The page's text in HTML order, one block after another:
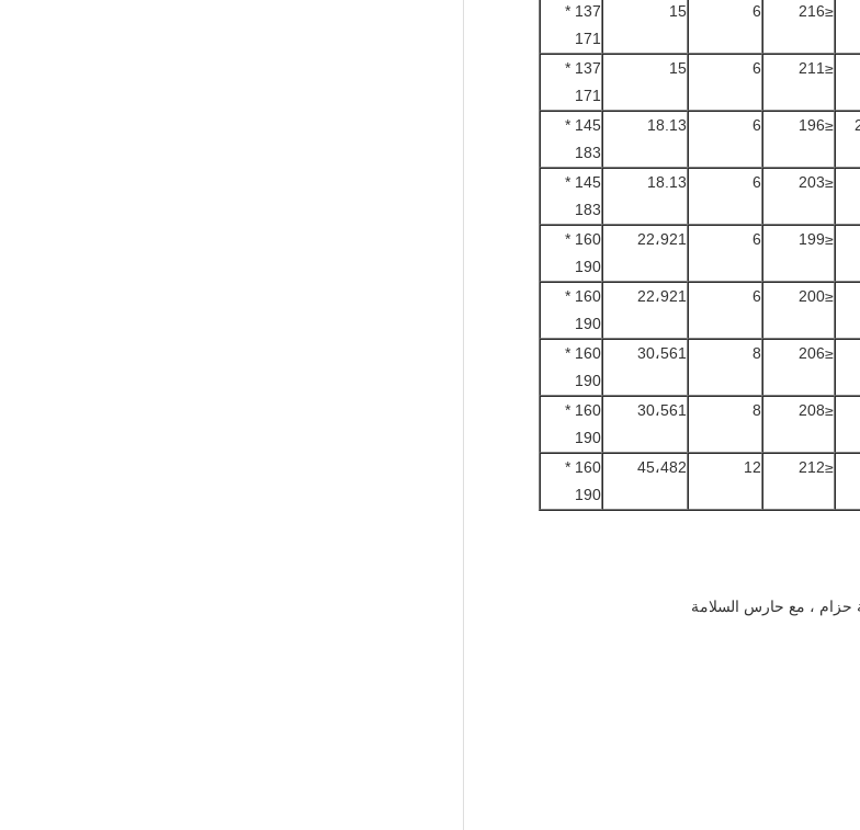
≤216
6
15
137 *
171
≤211
6
15
137 *
171
≤196
6
18.13
145 *
183
≤203
6
18.13
145 *
183
≤199
6 22،921
160 *
190
≤200
6 22،921
160 *
190
≤206
8 30،561
160 *
190
≤208
8 30،561
160 *
190
≤212
12 45،482
160 *
190